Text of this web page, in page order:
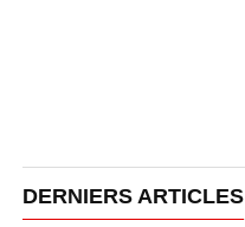
DERNIERS ARTICLES